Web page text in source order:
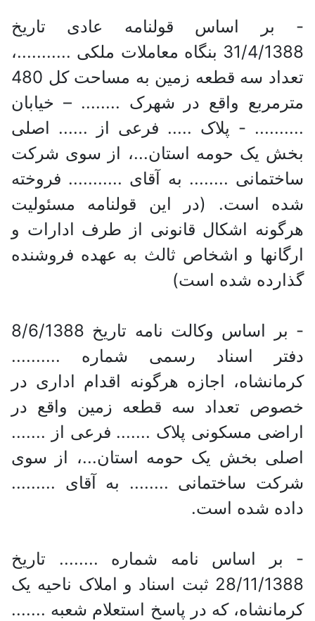
- بر اساس قولنامه عادی تاریخ
31/4/1388 بنگاه معاملات ملکی ...........،
تعداد سه قطعه زمین به مساحت کل 480
مترمربع واقع در شهرک ........ – خیابان
.......... - پلاک ..... فرعی از ...... اصلی
بخش یک حومه استان...، از سوی شرکت
ساختمانی ........ به آقای ........... فروخته
شده است. (در این قولنامه مسئولیت
هرگونه اشکال قانونی از طرف ادارات و
ارگانها و اشخاص ثالث به عهده فروشنده
گذارده شده است)
- بر اساس وکالت نامه تاریخ 8/6/1388
دفتر اسناد رسمی شماره ..........
کرمانشاه، اجازه هرگونه اقدام اداری در
خصوص تعداد سه قطعه زمین واقع در
اراضی مسکونی پلاک ....... فرعی از .......
اصلی بخش یک حومه استان...، از سوی
شرکت ساختمانی ........ به آقای .........
داده شده است.
- بر اساس نامه شماره ........ تاریخ
28/11/1388 ثبت اسناد و املاک ناحیه یک
کرمانشاه، که در پاسخ استعلام شعبه .......